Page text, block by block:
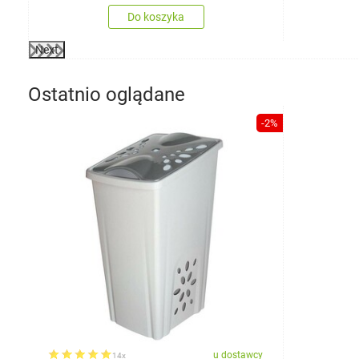
Do koszyka
Next
Ostatnio oglądane
-2%
14x u dostawcy